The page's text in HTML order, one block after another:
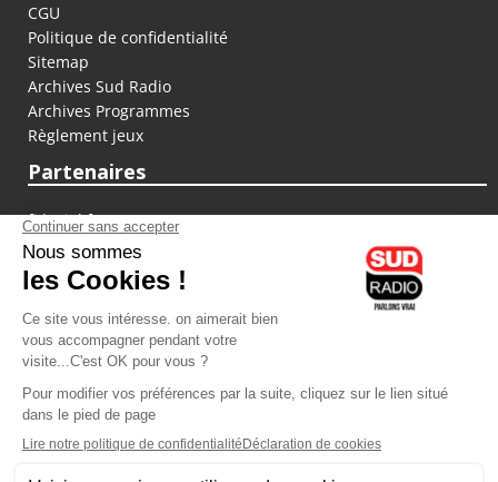
CGU
Politique de confidentialité
Sitemap
Archives Sud Radio
Archives Programmes
Règlement jeux
Partenaires
fiducial.fr
lyoncapitale.fr
olympique-et-lyonnais.com
L'application Iphone / Android
Téléchargez l'application
Les cookies